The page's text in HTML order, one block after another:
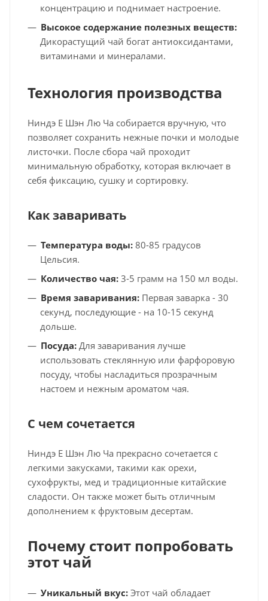
концентрацию и поднимает настроение.
Высокое содержание полезных веществ:
Дикорастущий чай богат антиоксидантами,
витаминами и минералами.
Технология производства
Ниндэ Е Шэн Лю Ча собирается вручную, что
позволяет сохранить нежные почки и молодые
листочки. После сбора чай проходит
минимальную обработку, которая включает в
себя фиксацию, сушку и сортировку.
Как заваривать
Температура воды: 80-85 градусов
Цельсия.
Количество чая: 3-5 грамм на 150 мл воды.
Время заваривания: Первая заварка - 30
секунд, последующие - на 10-15 секунд
дольше.
Посуда: Для заваривания лучше
использовать стеклянную или фарфоровую
посуду, чтобы насладиться прозрачным
настоем и нежным ароматом чая.
С чем сочетается
Ниндэ Е Шэн Лю Ча прекрасно сочетается с
легкими закусками, такими как орехи,
сухофрукты, мед и традиционные китайские
сладости. Он также может быть отличным
дополнением к фруктовым десертам.
Почему стоит попробовать
этот чай
Уникальный вкус: Этот чай обладает